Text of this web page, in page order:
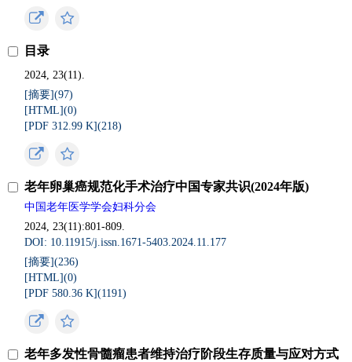
目录
2024, 23(11).
[摘要](97)
[HTML](0)
[PDF 312.99 K](218)
老年卵巢癌规范化手术治疗中国专家共识(2024年版)
中国老年医学学会妇科分会
2024, 23(11):801-809.
DOI: 10.11915/j.issn.1671-5403.2024.11.177
[摘要](236)
[HTML](0)
[PDF 580.36 K](1191)
老年多发性骨髓瘤患者维持治疗阶段生存质量与应对方式